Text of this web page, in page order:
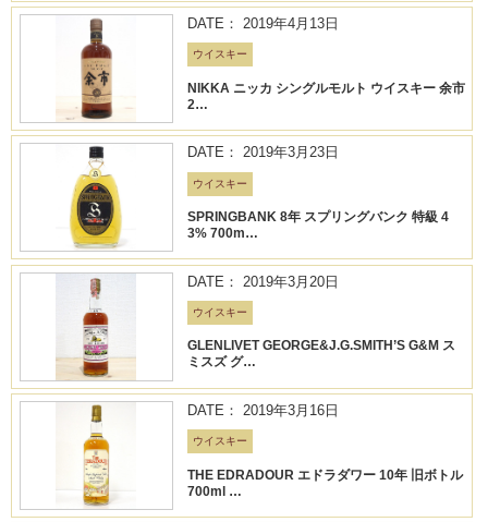
DATE： 2019年4月13日
ウイスキー
NIKKA ニッカ シングルモルト ウイスキー 余市
2…
DATE： 2019年3月23日
ウイスキー
SPRINGBANK 8年 スプリングバンク 特級 4
3% 700m…
DATE： 2019年3月20日
ウイスキー
GLENLIVET GEORGE&J.G.SMITH’S G&M ス
ミスズ グ…
DATE： 2019年3月16日
ウイスキー
THE EDRADOUR エドラダワー 10年 旧ボトル
700ml …